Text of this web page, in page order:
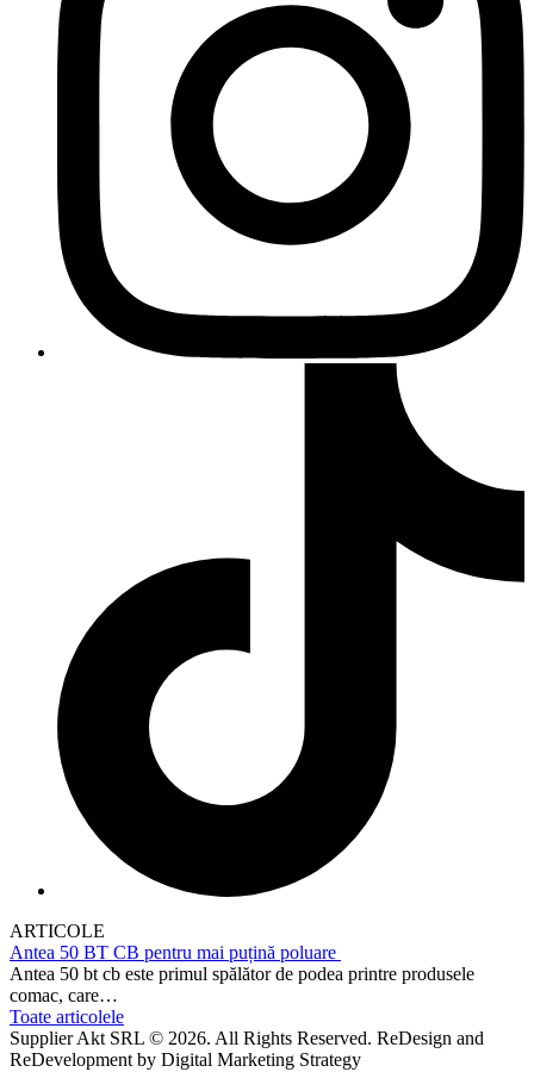
ARTICOLE
Antea 50 BT CB pentru mai puțină poluare
Antea 50 bt cb este primul spălător de podea printre produsele
comac, care…
Toate articolele
Supplier Akt SRL © 2026. All Rights Reserved. ReDesign and
ReDevelopment by Digital Marketing Strategy